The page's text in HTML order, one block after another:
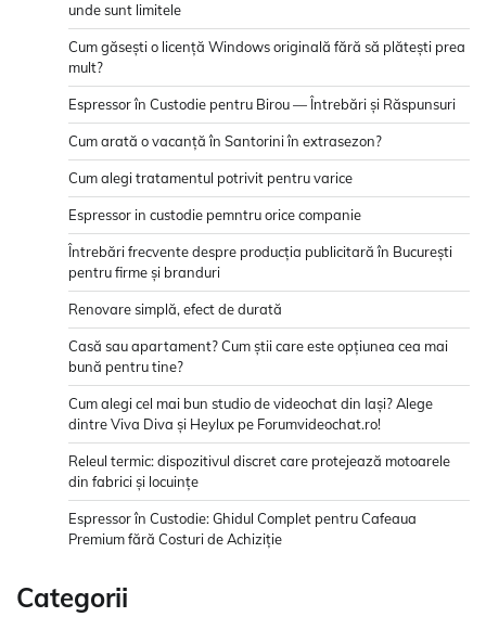
unde sunt limitele
Cum găsești o licență Windows originală fără să plătești prea
mult?
Espressor în Custodie pentru Birou — Întrebări și Răspunsuri
Cum arată o vacanță în Santorini în extrasezon?
Cum alegi tratamentul potrivit pentru varice
Espressor in custodie pemntru orice companie
Întrebări frecvente despre producția publicitară în București
pentru firme și branduri
Renovare simplă, efect de durată
Casă sau apartament? Cum știi care este opțiunea cea mai
bună pentru tine?
Cum alegi cel mai bun studio de videochat din Iași? Alege
dintre Viva Diva și Heylux pe Forumvideochat.ro!
Releul termic: dispozitivul discret care protejează motoarele
din fabrici și locuințe
Espressor în Custodie: Ghidul Complet pentru Cafeaua
Premium fără Costuri de Achiziție
Categorii